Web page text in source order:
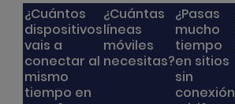
¿Cuántos
dispositivos
vais a
conectar al
mismo
tiempo en
¿Cuántas
líneas
móviles
necesitas?
¿Pasas
mucho
tiempo
en sitios
sin
conexión